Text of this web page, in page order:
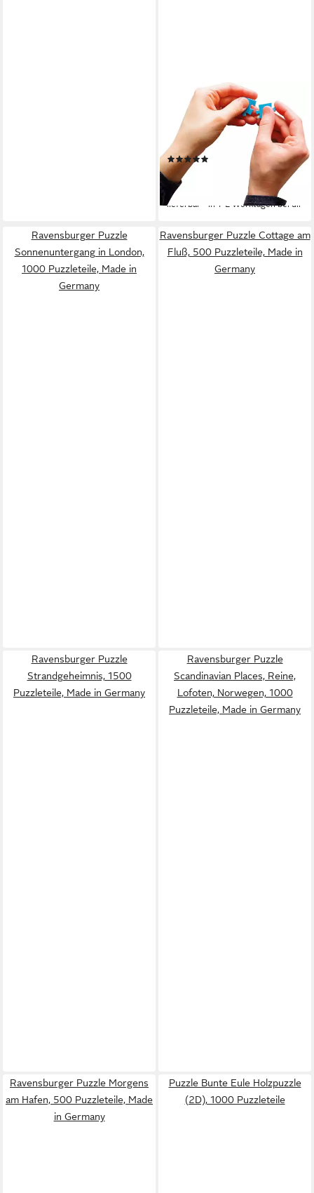
CLEMENTONI®
Puzzle High Quality Collection,
Glade Creek Grist Mill, 2000
Puzzleteile, Made in Europe
ab 15,10 € 23,99 €
-37%
lieferbar - in 1-2 Werktagen bei dir
Ravensburger Puzzle
Sonnenuntergang in London,
1000 Puzzleteile, Made in
Germany
Ravensburger Puzzle Cottage am
Fluß, 500 Puzzleteile, Made in
Germany
Ravensburger Puzzle
Strandgeheimnis, 1500
Puzzleteile, Made in Germany
Ravensburger Puzzle
Scandinavian Places, Reine,
Lofoten, Norwegen, 1000
Puzzleteile, Made in Germany
Ravensburger Puzzle Morgens
am Hafen, 500 Puzzleteile, Made
in Germany
Puzzle Bunte Eule Holzpuzzle
(2D), 1000 Puzzleteile